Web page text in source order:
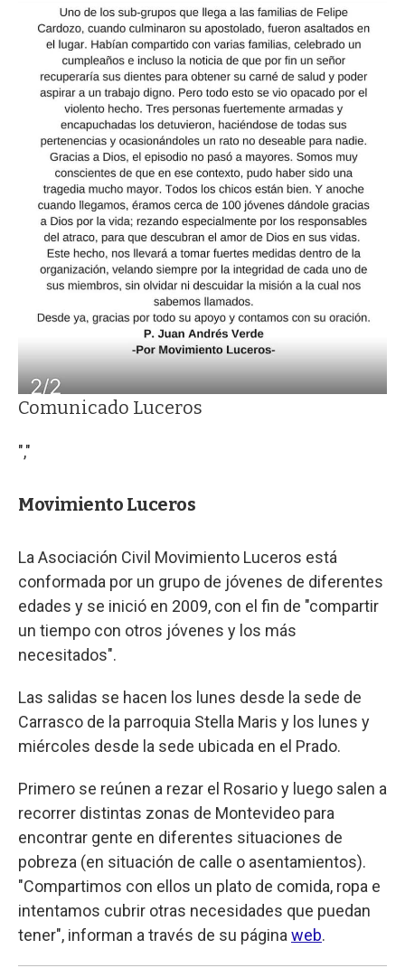
Comunicado Luceros
","
Movimiento Luceros
La Asociación Civil Movimiento Luceros está
conformada por un grupo de jóvenes de diferentes
edades y se inició en 2009, con el fin de "compartir
un tiempo con otros jóvenes y los más
necesitados".
Las salidas se hacen los lunes desde la sede de
Carrasco de la parroquia Stella Maris y los lunes y
miércoles desde la sede ubicada en el Prado.
Primero se reúnen a rezar el Rosario y luego salen a
recorrer distintas zonas de Montevideo para
encontrar gente en diferentes situaciones de
pobreza (en situación de calle o asentamientos).
"Compartimos con ellos un plato de comida, ropa e
intentamos cubrir otras necesidades que puedan
tener", informan a través de su páginaweb.